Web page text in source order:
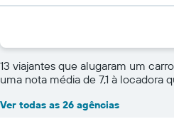
13 viajantes que alugaram um
uma nota média de 7,1 à locadora
Ver todas as 26 agências